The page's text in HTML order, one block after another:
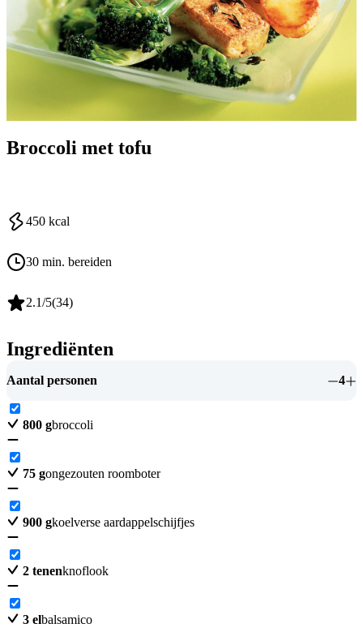
Broccoli met tofu
450 kcal
30 min. bereiden
2.1/5(34)
Ingrediënten
Aantal personen 4
800 gbroccoli
75 gongezouten roomboter
900 gkoelverse aardappelschijfjes
2 tenenknoflook
3 elbalsamico